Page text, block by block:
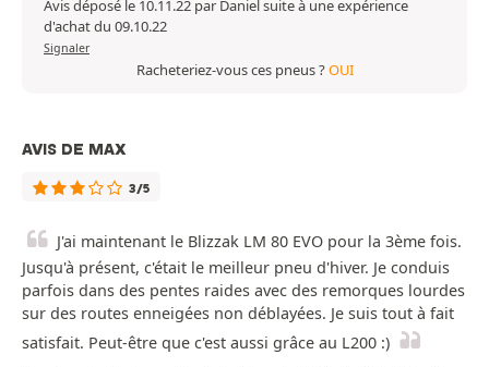
Avis déposé le 10.11.22 par Daniel suite à une expérience
d'achat du 09.10.22
Signaler
Racheteriez-vous ces pneus ?OUI
AVIS DE MAX
3/5
J'ai maintenant le Blizzak LM 80 EVO pour la 3ème fois.
Jusqu'à présent, c'était le meilleur pneu d'hiver. Je conduis
parfois dans des pentes raides avec des remorques lourdes
sur des routes enneigées non déblayées. Je suis tout à fait
satisfait. Peut-être que c'est aussi grâce au L200 :)